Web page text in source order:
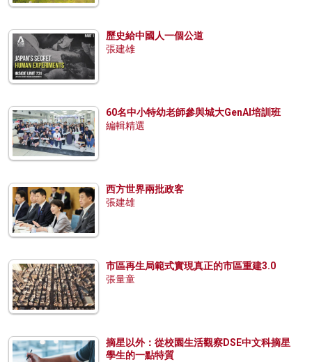
歷史給中國人一個公道
張建雄
60名中小特幼老師參與城大GenAI培訓班
編輯精選
西方世界兩批政客
張建雄
市區再生局範式實現真正的市區重建3.0
張量童
摘星以外：從校園生活觀察DSE中文科摘星
學生的一點特質